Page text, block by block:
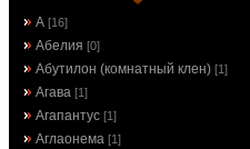
А [16]
Абелия [0]
Абутилон (комнатный клен) [1]
Агава [1]
Агапантус [1]
Аглаонема [1]